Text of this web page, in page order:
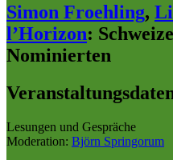
Simon Froehling,
l’Horizon:
Nominierten
Lesungen und Gespräche
Moderation: Björn Springorum